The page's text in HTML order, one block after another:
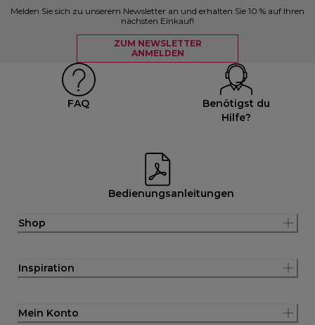
Melden Sie sich zu unserem Newsletter an und erhalten Sie 10 % auf Ihren
nächsten Einkauf!
ZUM NEWSLETTER
ANMELDEN
FAQ
Benötigst du
Hilfe?
Bedienungsanleitungen
Shop
Inspiration
Mein Konto